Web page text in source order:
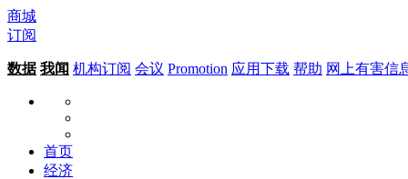
商城
订阅
数据 我闻 机构订阅 会议 Promotion 应用下载 帮助 网上有害信
首页
经济